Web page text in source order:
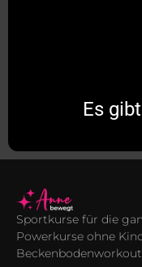
Es
Sportkurse für die
Powerkurse ohne